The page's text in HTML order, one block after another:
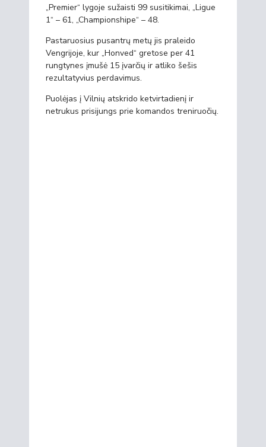
„Premier“ lygoje sužaisti 99 susitikimai, „Ligue
1“ – 61, „Championshipe“ – 48.
Pastaruosius pusantrų metų jis praleido
Vengrijoje, kur „Honved“ gretose per 41
rungtynes įmušė 15 įvarčių ir atliko šešis
rezultatyvius perdavimus.
Puolėjas į Vilnių atskrido ketvirtadienį ir
netrukus prisijungs prie komandos treniruočių.